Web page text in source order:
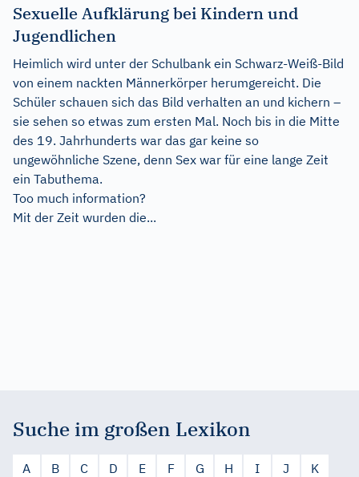
Sexuelle Aufklärung bei Kindern und
Jugendlichen
Heimlich wird unter der Schulbank ein Schwarz-Weiß-Bild
von einem nackten Männerkörper herumgereicht. Die
Schüler schauen sich das Bild verhalten an und kichern –
sie sehen so etwas zum ersten Mal. Noch bis in die Mitte
des 19. Jahrhunderts war das gar keine so
ungewöhnliche Szene, denn Sex war für eine lange Zeit
ein Tabuthema.
Too much information?
Mit der Zeit wurden die...
Suche im großen Lexikon
A B C D E F G H I J
K